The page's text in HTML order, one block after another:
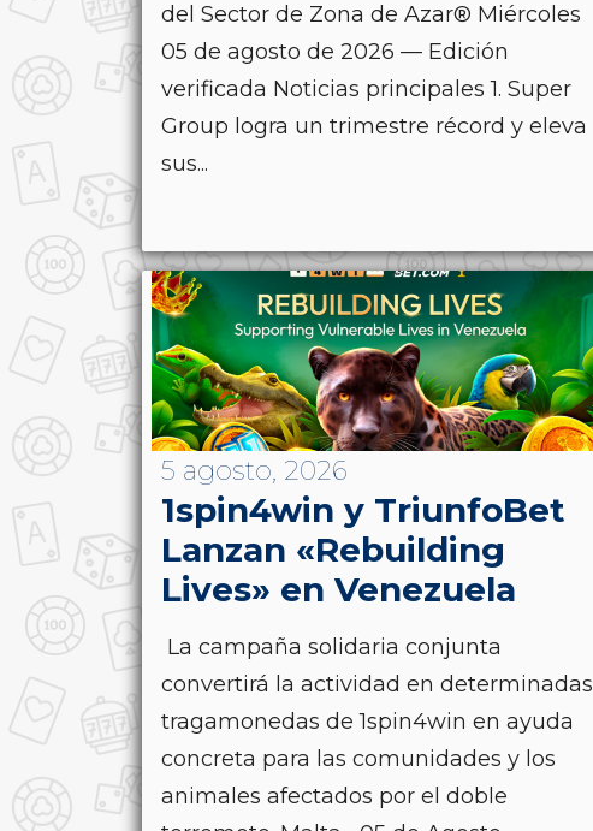
del Sector de Zona de Azar® Miércoles
05 de agosto de 2026 — Edición
verificada Noticias principales 1. Super
Group logra un trimestre récord y eleva
sus...
5 agosto, 2026
1spin4win y TriunfoBet
Lanzan «Rebuilding
Lives» en Venezuela
La campaña solidaria conjunta
convertirá la actividad en determinadas
tragamonedas de 1spin4win en ayuda
concreta para las comunidades y los
animales afectados por el doble